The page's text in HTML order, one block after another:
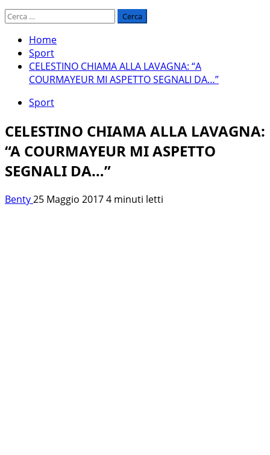
Ricerca
Home
Sport
CELESTINO CHIAMA ALLA LAVAGNA: “A
COURMAYEUR MI ASPETTO SEGNALI DA…”
Sport
CELESTINO CHIAMA ALLA LAVAGNA:
“A COURMAYEUR MI ASPETTO
SEGNALI DA…”
Benty25 Maggio 20174 minuti letti